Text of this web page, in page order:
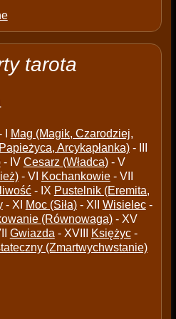
tarota
Mag (Magik, Czarodziej,
Arcykapłanka)- III
- IV Cesarz (Władca)- V
- VI Kochankowie- VII
- IX Pustelnik (Eremita,
- XI Moc (Siła)- XII Wisielec-
(Równowaga)- XV
Gwiazda - XVIII Księżyc-
(Zmartwychwstanie)